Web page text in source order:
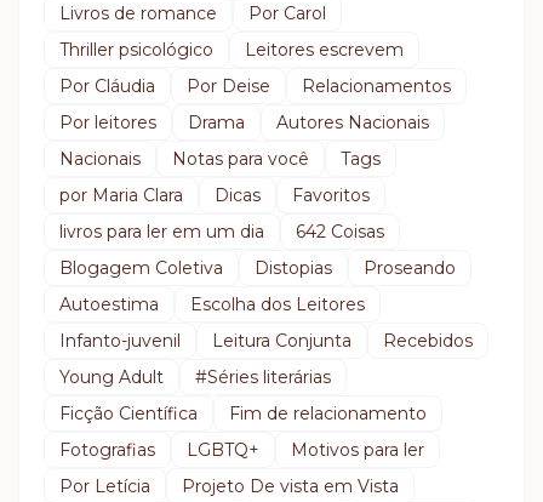
Livros de romance
Por Carol
Thriller psicológico
Leitores escrevem
Por Cláudia
Por Deise
Relacionamentos
Por leitores
Drama
Autores Nacionais
Nacionais
Notas para você
Tags
por Maria Clara
Dicas
Favoritos
livros para ler em um dia
642 Coisas
Blogagem Coletiva
Distopias
Proseando
Autoestima
Escolha dos Leitores
Infanto-juvenil
Leitura Conjunta
Recebidos
Young Adult
#Séries literárias
Ficção Científica
Fim de relacionamento
Fotografias
LGBTQ+
Motivos para ler
Por Letícia
Projeto De vista em Vista